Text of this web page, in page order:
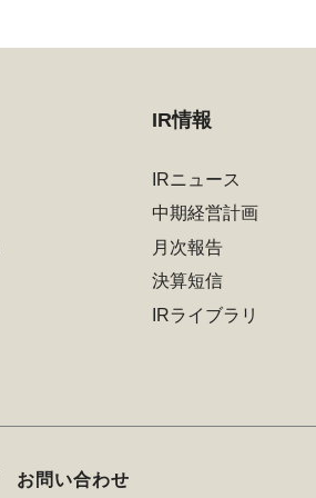
IR情報
IRニュース
中期経営計画
月次報告
決算短信
IRライブラリ
お問い合わせ